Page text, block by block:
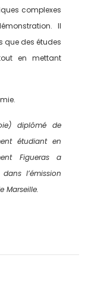
complexes
Il
que des études
en mettant
diplômé de
étudiant en
Figueras a
l’émission
Marseille.